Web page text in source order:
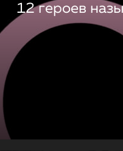
12 героев